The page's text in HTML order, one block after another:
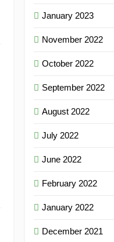
January 2023
November 2022
October 2022
September 2022
August 2022
July 2022
June 2022
February 2022
January 2022
December 2021